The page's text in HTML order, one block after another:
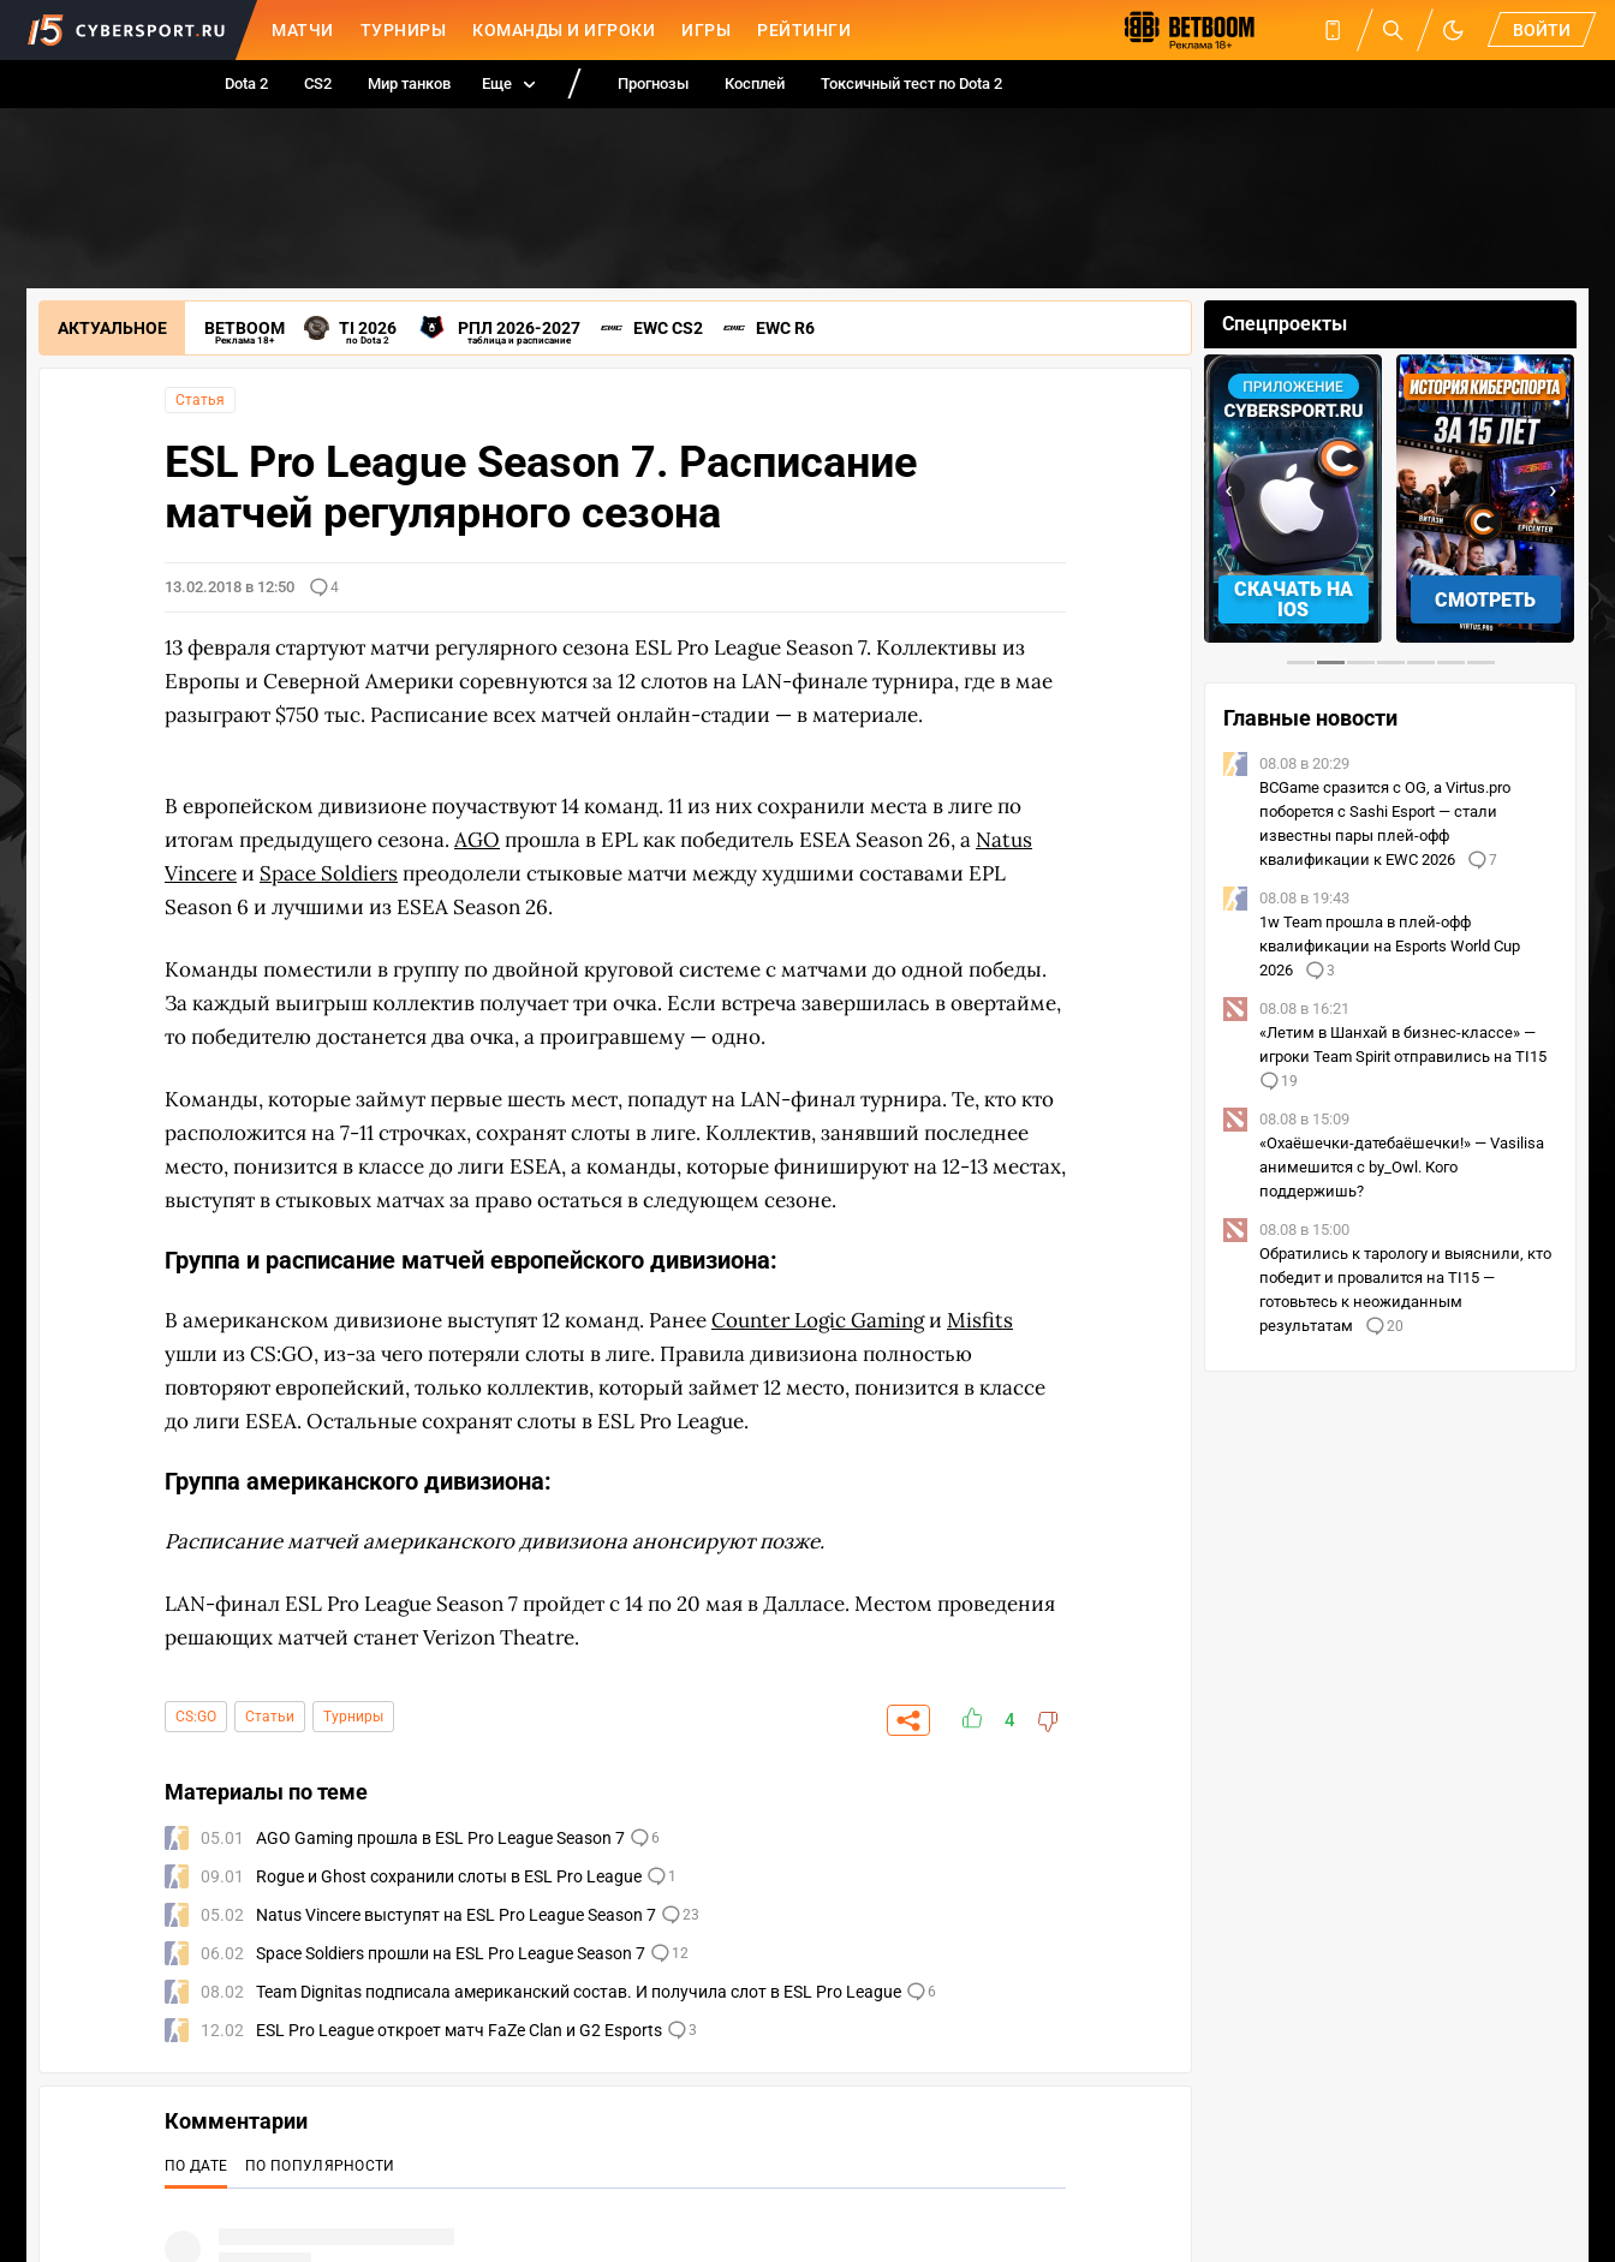
МАТЧИ ТУРНИРЫ КОМАНДЫ И ИГРОКИ ИГРЫ РЕЙТИНГИ ВОЙТИ
Dota 2 CS2 Мир танков Еще Прогнозы Косплей Токсичный тест по Dota 2
АКТУАЛЬНОЕ BETBOOM
Реклама 18+
TI 2026
по Dota 2
РПЛ 2026-2027
таблица и расписание
EWC CS2 EWC R6
Статья
ESL Pro League Season 7. Расписание
матчей регулярного сезона
13.02.2018 в 12:50 4
13 февраля стартуют матчи регулярного сезона ESL Pro League Season 7. Коллективы из
Европы и Северной Америки соревнуются за 12 слотов на LAN-финале турнира, где в мае
разыграют $750 тыс. Расписание всех матчей онлайн-стадии — в материале.
В европейском дивизионе поучаствуют 14 команд. 11 из них сохранили места в лиге по
итогам предыдущего сезона. AGO прошла в EPL как победитель ESEA Season 26, а Natus
Vincereи Space Soldiersпреодолели стыковые матчи между худшими составами EPL
Season 6 и лучшими из ESEA Season 26.
Команды поместили в группу по двойной круговой системе с матчами до одной победы.
За каждый выигрыш коллектив получает три очка. Если встреча завершилась в овертайме,
то победителю достанется два очка, а проигравшему — одно.
Команды, которые займут первые шесть мест, попадут на LAN-финал турнира. Те, кто кто
расположится на 7-11 строчках, сохранят слоты в лиге. Коллектив, занявший последнее
место, понизится в классе до лиги ESEA, а команды, которые финишируют на 12-13 местах,
выступят в стыковых матчах за право остаться в следующем сезоне.
Группа и расписание матчей европейского дивизиона:
В американском дивизионе выступят 12 команд. РанееCounter Logic Gamingи Misfits
ушли из CS:GO, из-за чего потеряли слоты в лиге. Правила дивизиона полностью
повторяют европейский, только коллектив, который займет 12 место, понизится в классе
до лиги ESEA. Остальные сохранят слоты в ESL Pro League.
Группа американского дивизиона:
Расписание матчей американского дивизиона анонсируют позже.
LAN-финал ESL Pro League Season 7 пройдет с 14 по 20 мая в Далласе. Местом проведения
решающих матчей станет Verizon Theatre.
CS:GO Статьи Турниры 4
Материалы по теме
05.01 AGO Gaming прошла в ESL Pro League Season 7 6
09.01 Rogue и Ghost сохранили слоты в ESL Pro League 1
05.02 Natus Vincere выступят на ESL Pro League Season 7 23
06.02 Space Soldiers прошли на ESL Pro League Season 7 12
08.02 Team Dignitas подписала американский состав. И получила слот в ESL Pro League 6
12.02 ESL Pro League откроет матч FaZe Clan и G2 Esports 3
Спецпроекты
СКАЧАТЬ НА
IOS
СМОТРЕТЬ
‹ ›
Главные новости
08.08 в 20:29
BCGame сразится с OG, а Virtus.pro
поборется с Sashi Esport — стали
известны пары плей-офф
квалификации к EWC 2026
7
08.08 в 19:43
1w Team прошла в плей-офф
квалификации на Esports World Cup
2026
3
08.08 в 16:21
«Летим в Шанхай в бизнес-классе» —
игроки Team Spirit отправились на TI15
19
08.08 в 15:09
«Охаёшечки-датебаёшечки!» — Vasilisa
анимешится с by_Owl. Кого
поддержишь?
08.08 в 15:00
Обратились к тарологу и выяснили, кто
победит и провалится на TI15 —
готовьтесь к неожиданным
результатам
20
Комментарии
ПО ДАТЕ ПО ПОПУЛЯРНОСТИ